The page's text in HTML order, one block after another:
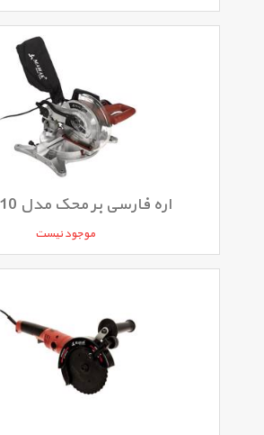
اره فارسی بر محک مدل MS-210
موجود نیست